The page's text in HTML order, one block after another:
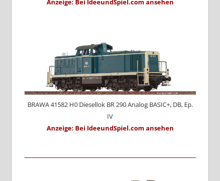
Anzeige: Bei IdeeundSpiel.com ansehen
BRAWA 41582 H0 Diesellok BR 290 Analog BASIC+, DB, Ep.
IV
Anzeige: Bei IdeeundSpiel.com ansehen